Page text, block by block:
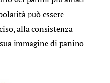
può essere
alla consistenza
immagine di panino